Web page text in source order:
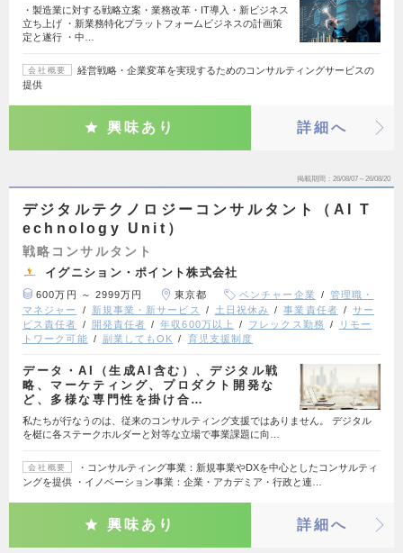
・製造業に対する戦略立案・業務改革・IT導入・新ビジネス
立ち上げ ・新業務特化プラットフォームビジネスの計画策
定と遂行 ・中…
会社概要
経営戦略・企業変革を実現するためのコンサルティングサービスの
提供
興味あり 詳細へ
掲載期間 26/08/07～26/08/20
デジタルテクノロジーコンサルタント（AI T
echnology Unit）
戦略コンサルタント
イグニション・ポイント株式会社
600万円 ～ 2999万円 東京都 ベンチャー企業
管理職・
マネジャー
新規事業・新サービス 土日祝休み 事業責任者
サー
ビス責任者
開発責任者 年収600万以上 フレックス勤務
リモー
トワーク可能
副業してもOK 育児支援制度
データ・AI（生成AI含む）、デジタル戦
略、マーケティング、プロダクト開発な
ど、多様な専門性を掛け合…
私たちが行なうのは、従来のコンサルティング支援ではありません。 デジタル
を梃に各ステークホルダーと対等な立場で事業課題に向…
会社概要
・コンサルティング事業：新規事業やDXを中心としたコンサルティ
ングを提供 ・イノベーション事業：企業・アカデミア・行政と連…
興味あり 詳細へ